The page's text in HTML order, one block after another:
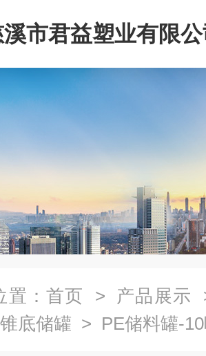
市君益塑业有限
： 首页 > 产品展示
锥底储罐 > PE储料罐-